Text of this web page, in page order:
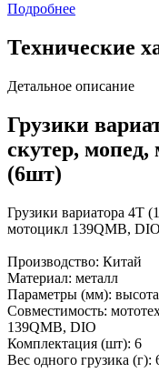
Подробнее
Технические
Детальное описание
Грузики
скутер,
(6шт)
Грузики вариатора 4Т
мотоцикл 139QMB,
Производство: Китай
Материал: металл
Параметры (мм):
Совместимость:
139QMB, DIO
Комплектация (шт): 6
Вес одного грузика (г):